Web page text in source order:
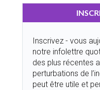
Inscrivez - vous
notre infolettre
des plus récentes
perturbations de
peut être utile et